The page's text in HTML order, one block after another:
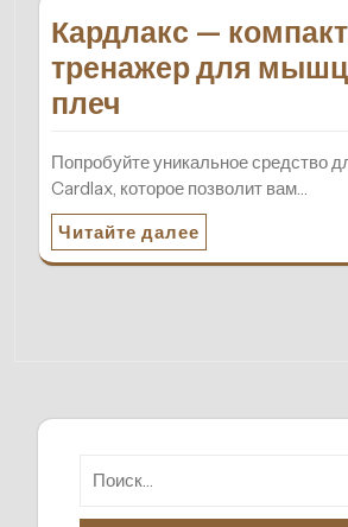
Кардлакс —
тренажер для
плеч
Попробуйте уникальное средство
Cardlax, которое позволит вам…
Читайте далее